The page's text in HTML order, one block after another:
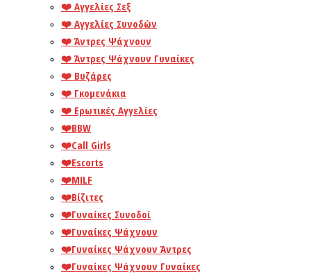
❤️️ Αγγελίες Σεξ
❤️️ Αγγελίες Συνοδών
❤️️ Άντρες Ψάχνουν
❤️️ Άντρες Ψάχνουν Γυναίκες
❤️️ Βυζάρες
❤️️ Γκομενάκια
❤️️ Ερωτικές Αγγελίες
❤️️BBW
❤️️Call Girls
❤️️Escorts
❤️️MILF
❤️️Βίζιτες
❤️️Γυναίκες Συνοδοί
❤️️Γυναίκες Ψάχνουν
❤️️Γυναίκες Ψάχνουν Άντρες
❤️️Γυναίκες Ψάχνουν Γυναίκες